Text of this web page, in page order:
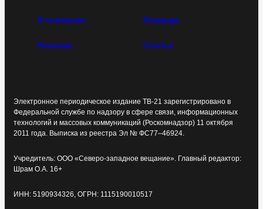
О компании Команда
Реклама Статьи
Электронное периодическое издание ТВ-21 зарегистрировано в
Федеральной службе по надзору в сфере связи, информационных
технологий и массовых коммуникаций (Роскомнадзор) 11 октября
2011 года. Выписка из реестра Эл № ФС77–46924.
Учредитель: ООО «Северо-западное вещание». Главный редактор:
Шрам О.А. 16+
ИНН: 5190934326, ОГРН: 1115190010517